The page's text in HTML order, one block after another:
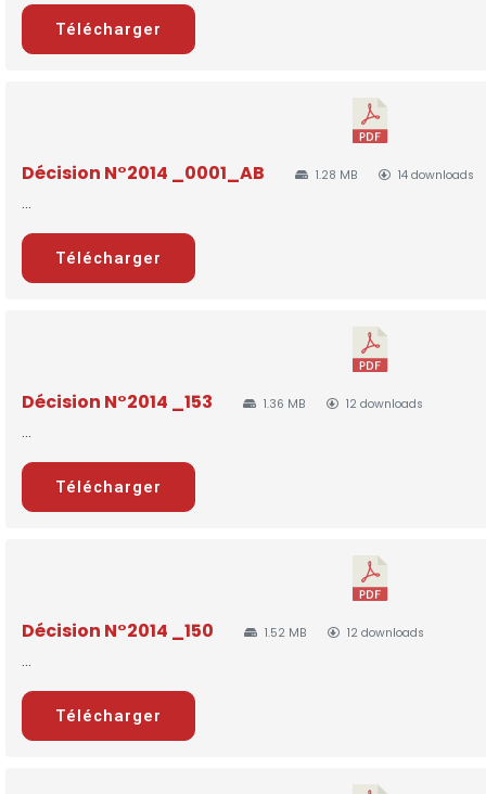
Télécharger
Décision N°2014 _0001_AB 1.28 MB 14 downloads
...
Télécharger
Décision N°2014 _153 1.36 MB 12 downloads
...
Télécharger
Décision N°2014 _150 1.52 MB 12 downloads
...
Télécharger